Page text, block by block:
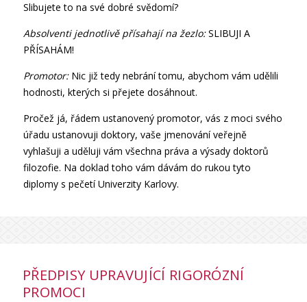
Slibujete to na své dobré svědomí?
Absolventi jednotlivě přísahají na žezlo:SLIBUJI A
PŘÍSAHÁM!
Promotor: Nic již tedy nebrání tomu, abychom vám udělili
hodnosti, kterých si přejete dosáhnout.
Pročež já, řádem ustanovený promotor, vás z moci svého
úřadu ustanovuji doktory, vaše jmenování veřejně
vyhlašuji a uděluji vám všechna práva a výsady doktorů
filozofie. Na doklad toho vám dávám do rukou tyto
diplomy s pečetí Univerzity Karlovy.
PŘEDPISY UPRAVUJÍCÍ RIGORÓZNÍ
PROMOCI